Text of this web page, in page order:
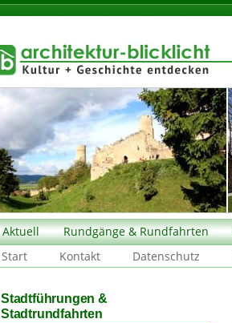
Aktuell Rundgänge & Rundfahrten
Start
Kontakt Datenschutz
Stadtführungen &
Stadtrundfahrten